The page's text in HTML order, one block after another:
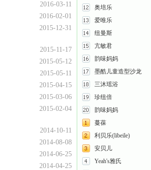
2016-03-11
2016-02-01
2015-12-31
2015-11-17
2015-05-12
2015-05-11
2015-04-15
2015-03-06
2015-02-04
2014-10-11
2014-08-08
2014-06-25
2014-04-25
奥培乐
爱唯乐
纽曼斯
亢敏君
韵味妈妈
墨酷儿童造型沙龙
三沐瑶浴
珍纽倍
韵味妈妈
蔓葆
利贝乐(libeile)
安贝儿
Yeah's雅氏